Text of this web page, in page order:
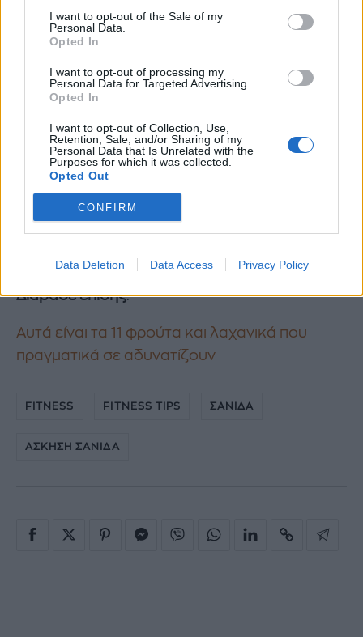
I want to opt-out of the Sale of my
Personal Data.
Opted In
I want to opt-out of processing my
Personal Data for Targeted Advertising.
Opted In
I want to opt-out of Collection, Use,
Retention, Sale, and/or Sharing of my
Personal Data that Is Unrelated with the
Purposes for which it was collected.
Opted Out
CONFIRM
Data Deletion Data Access Privacy Policy
μικρότερους στόχους ως δεδομένα και
να μην υποτιμάς τη δύναμη σου. Εάν
λεπτά σανίδα, τι άλλο μπορώ να κάνεις;
Μπορείς να προσθέσεις δύο λεπτά
διαλογισμού κάθε μέρα; Ίσως θα
μπορούσες να προσθέσεις ακόμη και
μία επιπλέον προπόνηση ενδυνάμωσης.
Βρες τι είναι αυτό που μπορεί να σε κάνει
χαρούμενη και ευτυχισμένη και πρόσθεσε το
σαν έναν επιπλέον μικρό στόχο.
Διάβασε επίσης:
Αυτά είναι τα 11 φρούτα και λαχανικά που
πραγματικά σε αδυνατίζουν
FITNESS FITNESS TIPS ΣΑΝΙΔΑ
ΑΣΚΗΣΗ ΣΑΝΙΔΑ